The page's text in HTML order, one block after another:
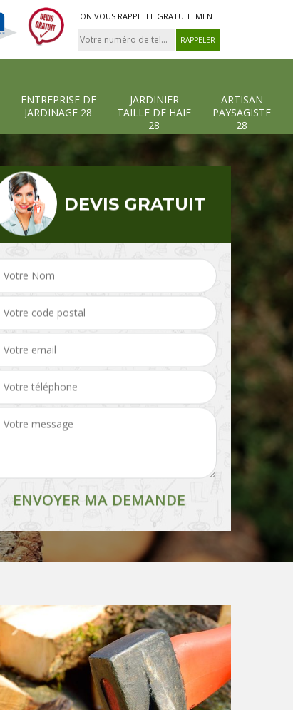
ON VOUS RAPPELLE GRATUITEMENT
ENTREPRISE DE
JARDINAGE 28
JARDINIER
TAILLE DE HAIE
28
ARTISAN
PAYSAGISTE
28
Entreprise abattage Entreprise de
jardinage 28
DEVIS GRATUIT